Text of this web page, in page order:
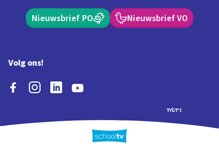
Nieuwsbrief PO Nieuwsbrief VO
Volg ons!